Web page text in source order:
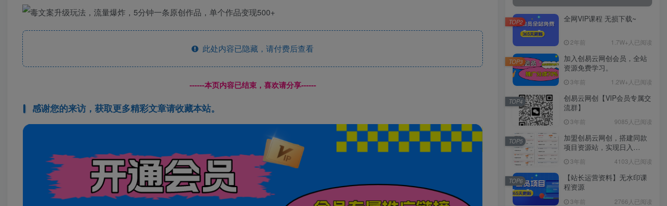
此处内容已隐藏，请付费后查看
------本页内容已结束，喜欢请分享------
感谢您的来访，获取更多精彩文章请收藏本站。
全网VIP课程 无损下载~
2年前 1.7W+人已阅读
TOP2
加入创易云网创会员，全站
资源免费学习。
3年前 1.2W+人已阅读
TOP3
创易云网创【VIP会员专属交
流群】
3年前 9085人已阅读
TOP4
加盟创易云网创，搭建同款
项目资源站，实现日入
3年前 4103人已阅读
TOP5
【站长运营资料】无水印课
程资源
3年前 2766人已阅读
TOP6